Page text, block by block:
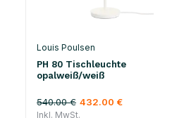
Louis Poulsen
PH 80 Tischleuchte
opalweiß/weiß
540.00 € 432.00 €
Inkl. MwSt.